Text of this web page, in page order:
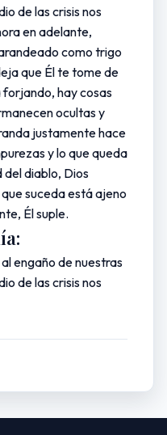
de las crisis nos
en adelante,
como trigo
que Él te tome de
hay cosas
ocultas y
justamente hace
y lo que queda
del diablo, Dios
suceda está ajeno
Él suple.
engaño de nuestras
de las crisis nos